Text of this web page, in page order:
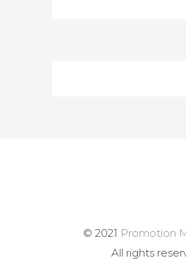
© 2021 Promotion
All rights